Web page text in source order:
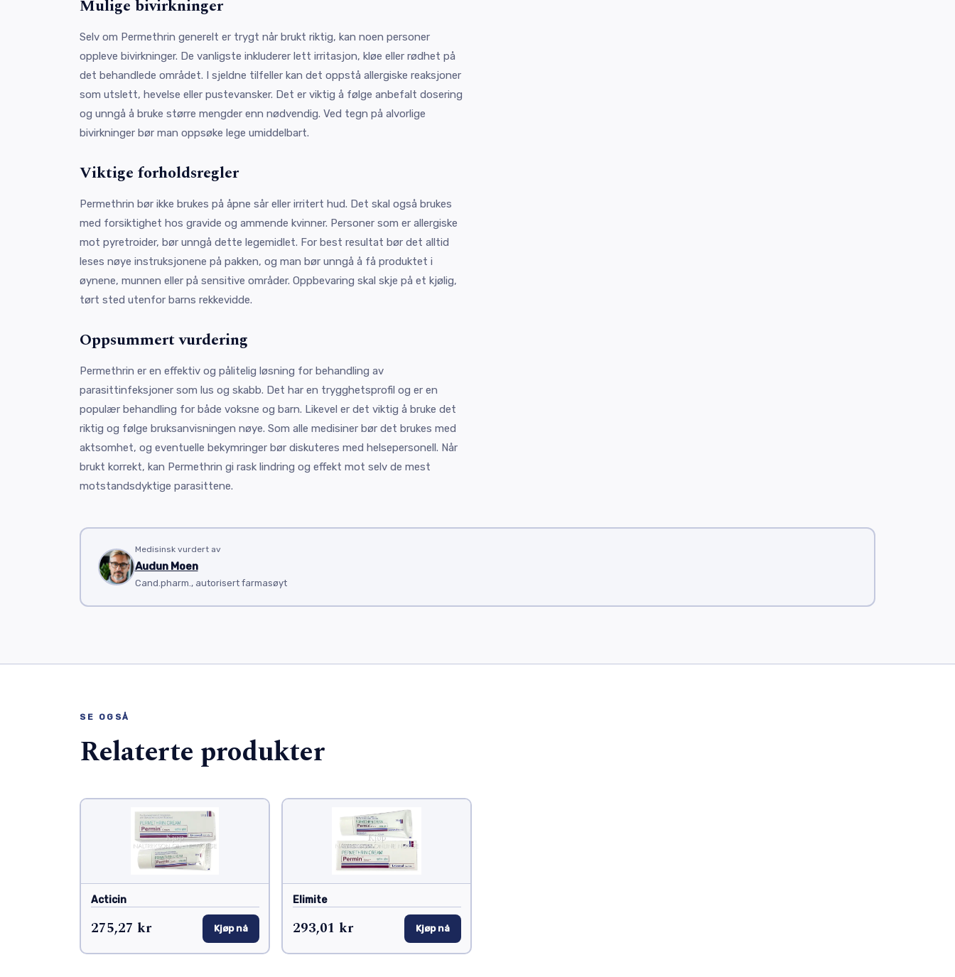
Mulige bivirkninger
Selv om Permethrin generelt er trygt når brukt riktig, kan noen personer
oppleve bivirkninger. De vanligste inkluderer lett irritasjon, kløe eller rødhet på
det behandlede området. I sjeldne tilfeller kan det oppstå allergiske reaksjoner
som utslett, hevelse eller pustevansker. Det er viktig å følge anbefalt dosering
og unngå å bruke større mengder enn nødvendig. Ved tegn på alvorlige
bivirkninger bør man oppsøke lege umiddelbart.
Viktige forholdsregler
Permethrin bør ikke brukes på åpne sår eller irritert hud. Det skal også brukes
med forsiktighet hos gravide og ammende kvinner. Personer som er allergiske
mot pyretroider, bør unngå dette legemidlet. For best resultat bør det alltid
leses nøye instruksjonene på pakken, og man bør unngå å få produktet i
øynene, munnen eller på sensitive områder. Oppbevaring skal skje på et kjølig,
tørt sted utenfor barns rekkevidde.
Oppsummert vurdering
Permethrin er en effektiv og pålitelig løsning for behandling av
parasittinfeksjoner som lus og skabb. Det har en trygghetsprofil og er en
populær behandling for både voksne og barn. Likevel er det viktig å bruke det
riktig og følge bruksanvisningen nøye. Som alle medisiner bør det brukes med
aktsomhet, og eventuelle bekymringer bør diskuteres med helsepersonell. Når
brukt korrekt, kan Permethrin gi rask lindring og effekt mot selv de mest
motstandsdyktige parasittene.
Medisinsk vurdert av
Audun Moen
Cand.pharm., autorisert farmasøyt
SE OGSÅ
Relaterte produkter
Acticin
275,27 kr Kjøp nå
Elimite
293,01 kr Kjøp nå